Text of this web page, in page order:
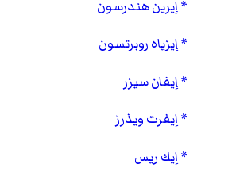
إيرين هندرسون
إيزياه روبرتسون
إيفان سيزر
إيفرت ويذرز
إيك ريس